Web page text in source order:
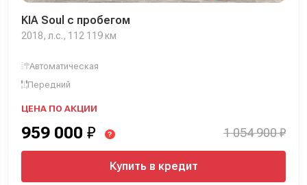
KIA Soul с пробегом
2018, л.с., 112 119 км
Автоматическая
Передний
ЦЕНА ПО АКЦИИ
959 000 ₽ ? 1 054 900 ₽
Купить в кредит